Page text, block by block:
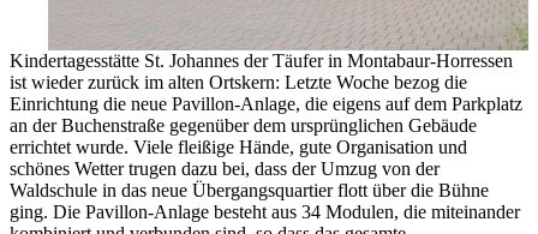
Kindertagesstätte St. Johannes der Täufer in Montabaur-Horressen
ist wieder zurück im alten Ortskern: Letzte Woche bezog die
Einrichtung die neue Pavillon-Anlage, die eigens auf dem Parkplatz
an der Buchenstraße gegenüber dem ursprünglichen Gebäude
errichtet wurde. Viele fleißige Hände, gute Organisation und
schönes Wetter trugen dazu bei, dass der Umzug von der
Waldschule in das neue Übergangsquartier flott über die Bühne
ging. Die Pavillon-Anlage besteht aus 34 Modulen, die miteinander